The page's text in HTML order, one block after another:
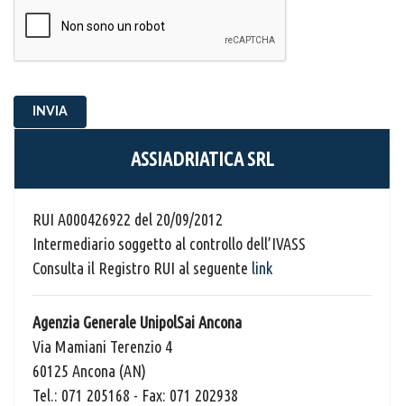
INVIA
ASSIADRIATICA SRL
RUI A000426922 del 20/09/2012
Intermediario soggetto al controllo dell’IVASS
Consulta il Registro RUI al seguente link
Agenzia Generale UnipolSai Ancona
Via Mamiani Terenzio 4
60125 Ancona (AN)
Tel.: 071 205168 - Fax: 071 202938